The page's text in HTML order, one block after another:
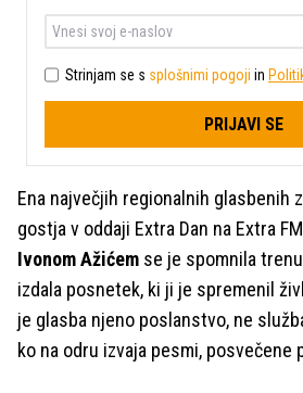
Strinjam se s splošnimi pogoji in
PRIJAVI SE
Ena največjih regionalnih glasbenih
gostja v oddaji Extra Dan na Extra
Ivonom Ažićem se je spomnila
izdala posnetek, ki ji je spremenil
je glasba njeno poslanstvo, ne
ko na odru izvaja pesmi, posvečene